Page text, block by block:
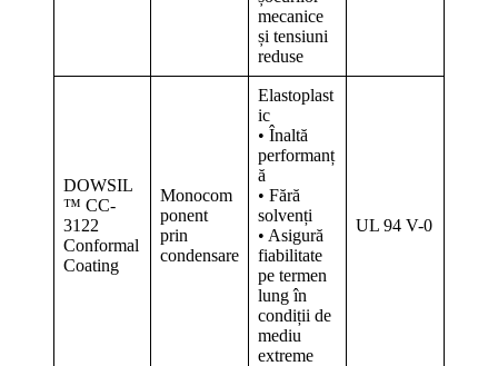
mecanice
și tensiuni
reduse
DOWSIL
™ CC-
3122
Conformal
Coating
Monocom
ponent
prin
condensare
Elastoplast
ic
• Înaltă
performanț
ă
• Fără
solvenți
• Asigură
fiabilitate
pe termen
lung în
condiții de
mediu
extreme
UL 94 V-0